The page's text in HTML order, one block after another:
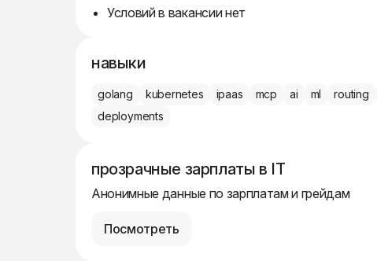
Условий в вакансии нет
навыки
golang kubernetes ipaas mcp ai ml routing
deployments
прозрачные зарплаты в IT
Анонимные данные по зарплатам и грейдам
Посмотреть